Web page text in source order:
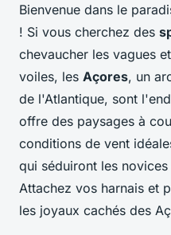
Bienvenue dans le
! Si vous cherchez des
chevaucher les vagues
voiles, les Açores, un
de l'Atlantique, sont
offre des paysages à
conditions de vent
qui séduiront les
Attachez vos harnais et
les joyaux cachés des